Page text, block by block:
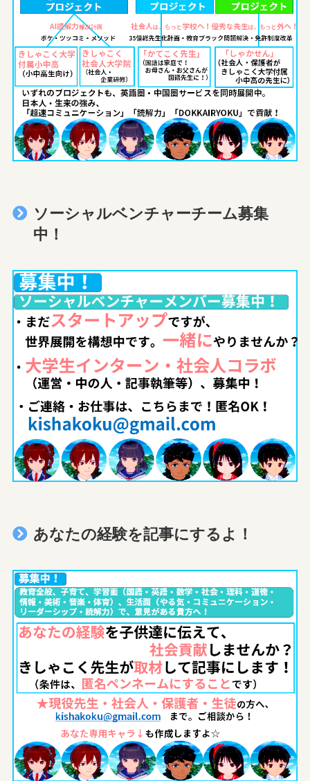
ソーシャルベンチャーチーム募集
中！
あなたの経験を記事にするよ！